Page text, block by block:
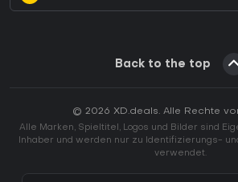
Back to the top
© 2026 XD.deals. Alle Rechte
Alle Marken, Spieltitel, Logos und Bilder sind
Inhaber und werden nur zu Identifizierungs-
verwendet.